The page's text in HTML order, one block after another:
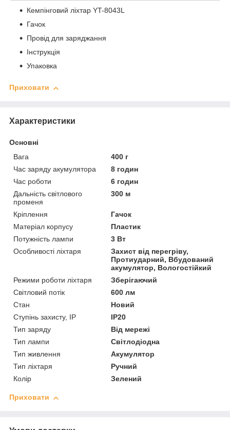
Кемпінговий ліхтар YT-8043L
Гачок
Провід для заряджання
Інструкція
Упаковка
Приховати
Характеристики
Основні
Вага
400 г
Час заряду акумулятора
8 годин
Час роботи
6 годин
Дальність світлового
променя
300 м
Кріплення
Гачок
Матеріал корпусу
Пластик
Потужність лампи
3 Вт
Особливості ліхтаря
Захист від перегріву,
Протиударний, Вбудований
акумулятор, Вологостійкий
Режими роботи ліхтаря
Зберігаючий
Світловий потік
600 лм
Стан
Новий
Ступінь захисту, IP
IP20
Тип заряду
Від мережі
Тип лампи
Світлодіодна
Тип живлення
Акумулятор
Тип ліхтаря
Ручний
Колір
Зелений
Приховати